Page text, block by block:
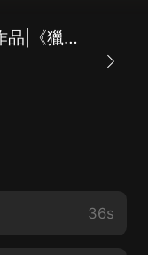
陰詭商人|道門老九作品|《獵罪者》同款|陳強演播
36s